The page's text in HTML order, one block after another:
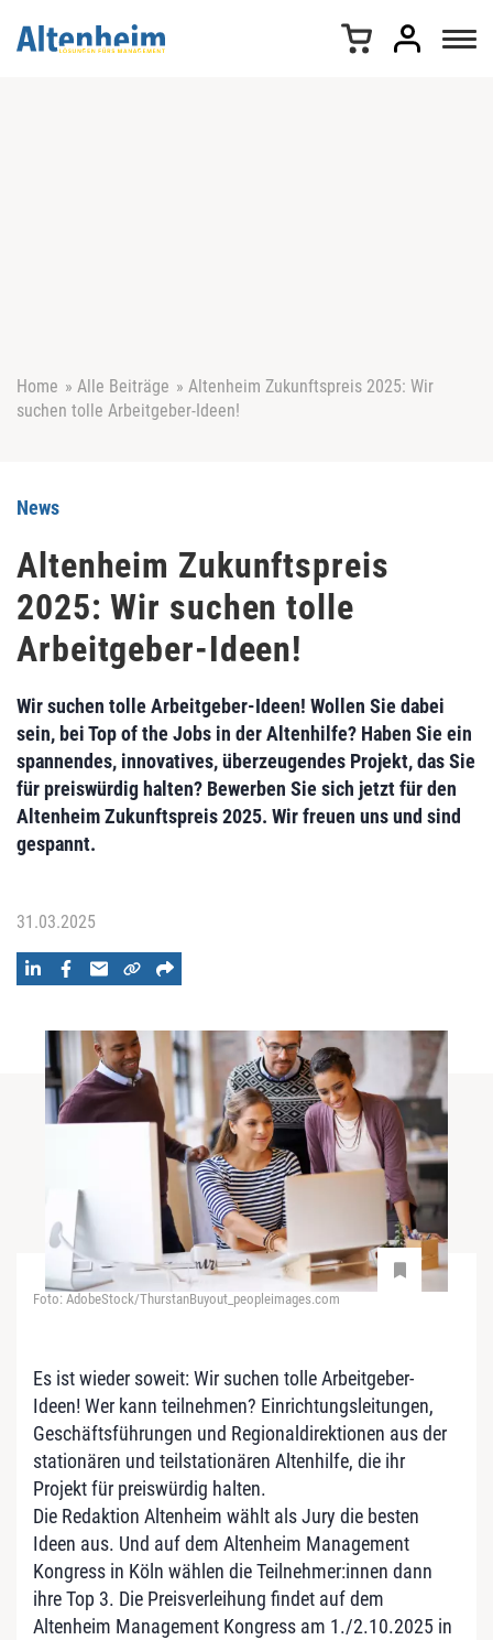
Home » Alle Beiträge » Altenheim Zukunftspreis 2025: Wir
suchen tolle Arbeitgeber-Ideen!
News
Altenheim Zukunftspreis
2025: Wir suchen tolle
Arbeitgeber-Ideen!
Wir suchen tolle Arbeitgeber-Ideen! Wollen Sie dabei
sein, bei Top of the Jobs in der Altenhilfe? Haben Sie ein
spannendes, innovatives, überzeugendes Projekt, das Sie
für preiswürdig halten? Bewerben Sie sich jetzt für den
Altenheim Zukunftspreis 2025. Wir freuen uns und sind
gespannt.
31.03.2025
Foto: AdobeStock/ThurstanBuyout_peopleimages.com
Es ist wieder soweit: Wir suchen tolle Arbeitgeber-
Ideen! Wer kann teilnehmen? Einrichtungsleitungen,
Geschäftsführungen und Regionaldirektionen aus der
stationären und teilstationären Altenhilfe, die ihr
Projekt für preiswürdig halten.
Die Redaktion Altenheim wählt als Jury die besten
Ideen aus. Und auf dem Altenheim Management
Kongress in Köln wählen die Teilnehmer:innen dann
ihre Top 3. Die Preisverleihung findet auf dem
Altenheim Management Kongress am 1./2.10.2025 in